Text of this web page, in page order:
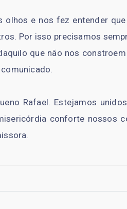
olhos e nos fez entender
Por isso precisamos
que não nos
Rafael. Estejamos
conforte nossos